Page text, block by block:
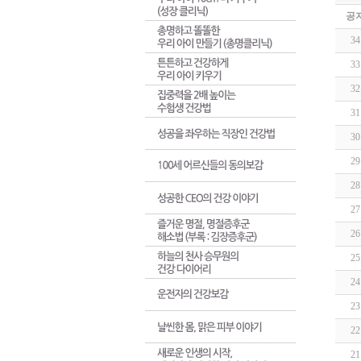
공
34
33
32
31
30
29
28
27
26
25
24
23
22
21